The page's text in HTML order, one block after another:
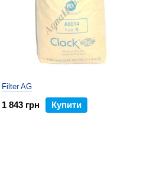
Filter AG
1 843 грн Купити